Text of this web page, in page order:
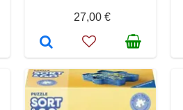
27,00 €